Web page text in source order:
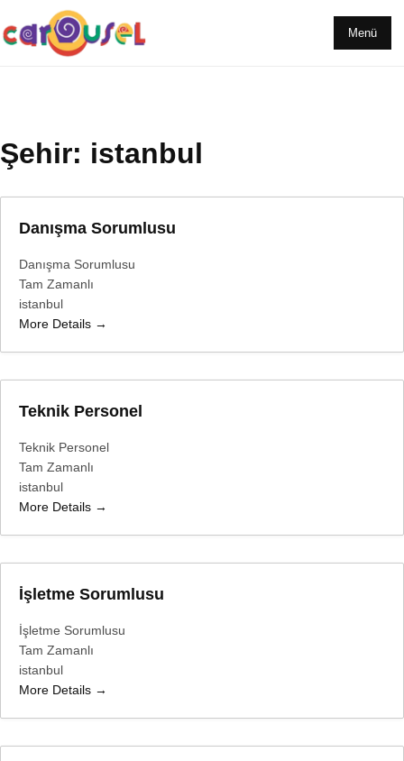
Menü
Şehir: istanbul
Danışma Sorumlusu
Danışma Sorumlusu
Tam Zamanlı
istanbul
More Details
Teknik Personel
Teknik Personel
Tam Zamanlı
istanbul
More Details
İşletme Sorumlusu
İşletme Sorumlusu
Tam Zamanlı
istanbul
More Details